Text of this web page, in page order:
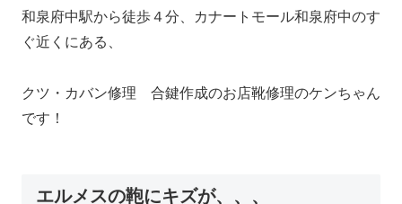
和泉府中駅から徒歩４分、カナートモール和泉府中のす
ぐ近くにある、
クツ・カバン修理 合鍵作成のお店靴修理のケンちゃん
です！
エルメスの鞄にキズが、、、